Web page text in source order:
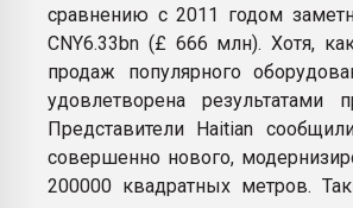
сравнению с 2011 годом
CNY6.33bn (£ 666 млн). Хотя,
продаж популярного
удовлетворена
Представители Haitian
совершенно нового,
200000 квадратных метров.